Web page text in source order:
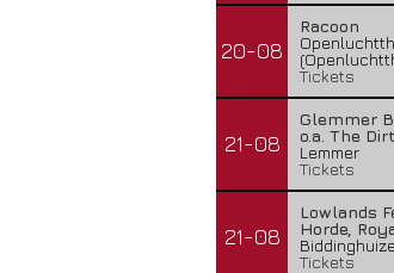
20-08
Racoon
Tickets
21-08
Glemmer
o.a. The
Lemmer
Tickets
21-08
Lowlands
Horde,
Tickets